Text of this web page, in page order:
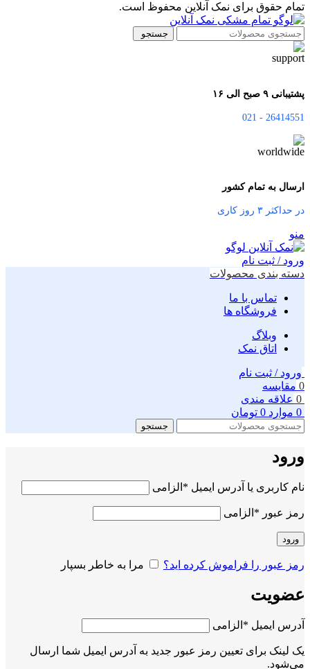
تمام حقوق برای نمک آنلاین محفوظ است.
جستجو
پشتیبانی ۹ صبح الی ۱۶
26414551 - 021
ارسال به تمام کشور
در حداکثر ۳ روز کاری
منو
ورود / ثبت نام
دسته بندی محصولات
تماس با ما
فروشگاه ها
وبلاگ
اتاق نمک
ورود / ثبت نام
0 مقایسه
0 علاقه مندی
0 موارد 0 تومان
جستجو
ورود
نام کاربری یا آدرس ایمیل * الزامی
رمز عبور * الزامی
ورود
رمز عبور را فراموش کرده اید؟ مرا به خاطر بسپار
عضویت
آدرس ایمیل * الزامی
یک لینک برای تعیین رمز عبور جدید به آدرس ایمیل شما ارسال
می‌شود.